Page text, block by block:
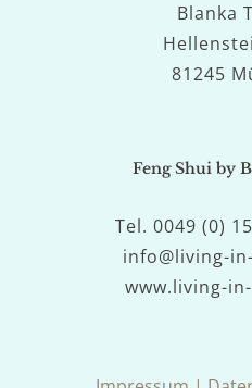
Blanka
81245
Feng Shui by
Tel. 0049 (0)
info@living-
www.living-